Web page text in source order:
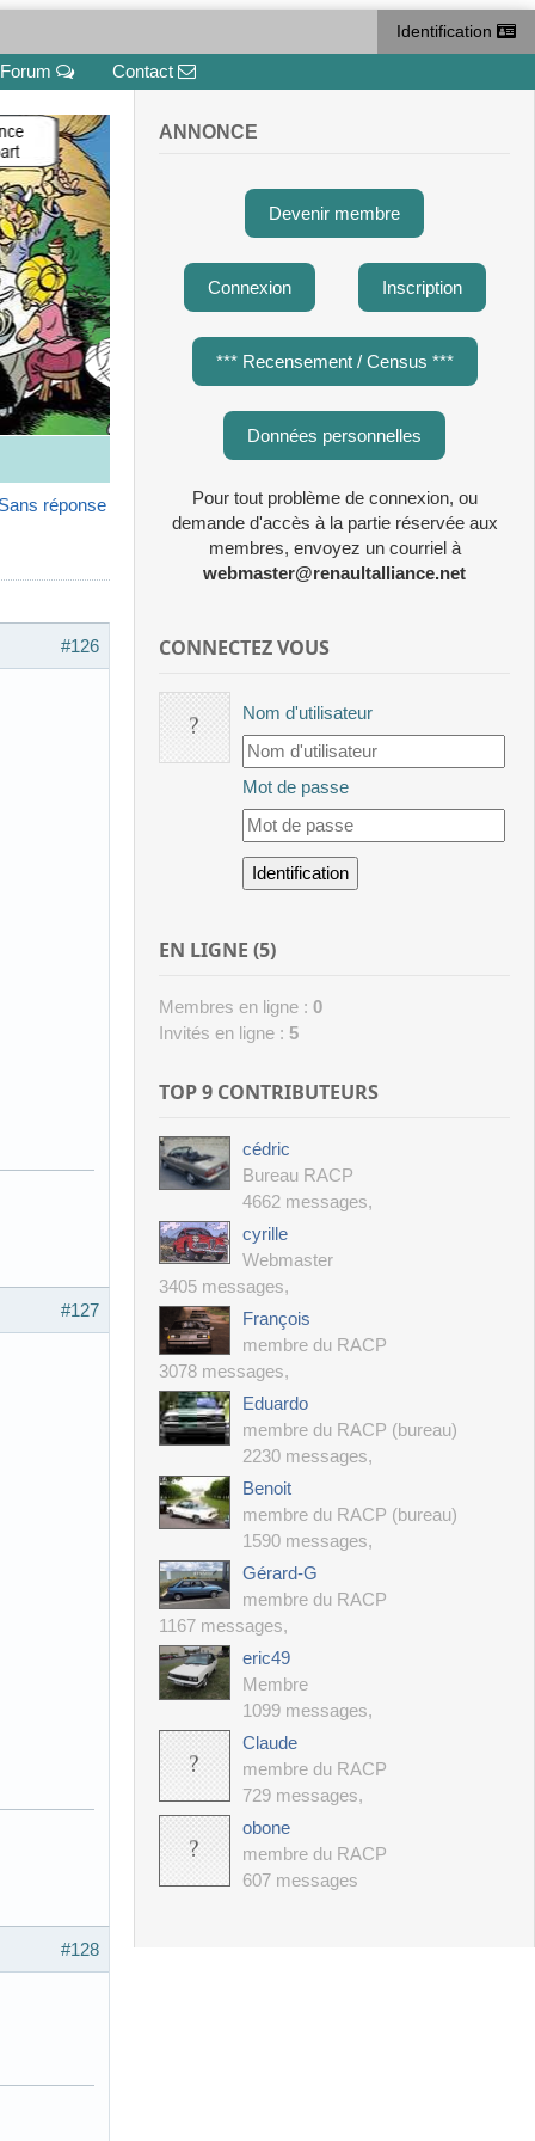
Identification
Forum Contact
réponse
#126
#127
#128
ANNONCE
Devenir membre
Connexion Inscription
*** Recensement / Census ***
Données personnelles
Pour tout problème de connexion, ou
demande d'accès à la partie réservée aux
membres, envoyez un courriel à
webmaster@renaultalliance.net
CONNECTEZ VOUS
Nom d'utilisateur
Mot de passe
EN LIGNE (5)
Membres en ligne : 0
Invités en ligne : 5
TOP 9 CONTRIBUTEURS
cédric
Bureau RACP
4662 messages,
cyrille
Webmaster
3405 messages,
François
membre du RACP
3078 messages,
Eduardo
membre du RACP (bureau)
2230 messages,
Benoit
membre du RACP (bureau)
1590 messages,
Gérard-G
membre du RACP
1167 messages,
eric49
Membre
1099 messages,
Claude
membre du RACP
729 messages,
obone
membre du RACP
607 messages